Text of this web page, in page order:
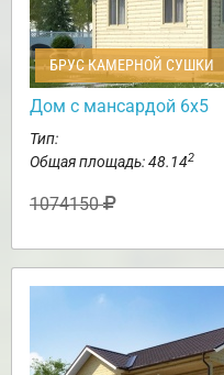
БРУС КАМЕРНОЙ СУШКИ
Дом с мансардой 6х5
Тип:
Общая площадь: 48.142
1074150